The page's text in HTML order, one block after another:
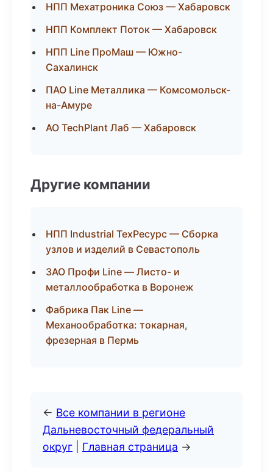
НПП Мехатроника Союз — Хабаровск
НПП Комплект Поток — Хабаровск
НПП Line ПроМаш — Южно-
Сахалинск
ПАО Line Металлика — Комсомольск-
на-Амуре
АО TechPlant Лаб — Хабаровск
Другие компании
НПП Industrial ТехРесурс — Сборка
узлов и изделий в Севастополь
ЗАО Профи Line — Листо- и
металлообработка в Воронеж
Фабрика Пак Line —
Механообработка: токарная,
фрезерная в Пермь
← Все компании в регионе
Дальневосточный федеральный
округ
Главная страница →